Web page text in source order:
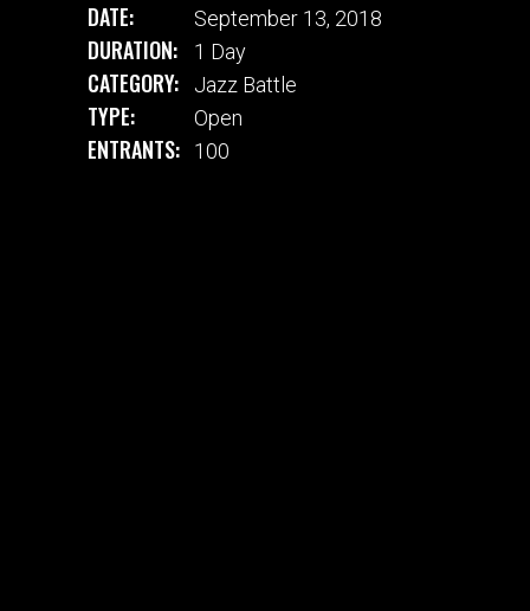
DATE: September 13, 2018
DURATION: 1 Day
CATEGORY: Jazz Battle
TYPE: Open
ENTRANTS: 100